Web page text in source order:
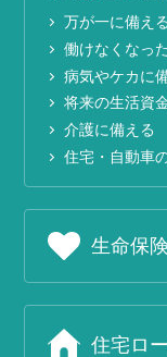
万が一に備える
働けなくなっ
病気やケカに
将来の生活資
介護に備える
住宅・自動車
生命保
住宅ロ